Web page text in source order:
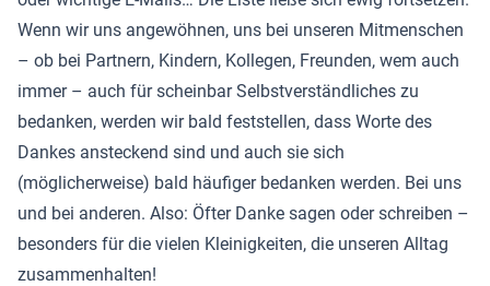
Wenn wir uns angewöhnen, uns bei unseren Mitmenschen
– ob bei Partnern, Kindern, Kollegen, Freunden, wem auch
immer – auch für scheinbar Selbstverständliches zu
bedanken, werden wir bald feststellen, dass Worte des
Dankes ansteckend sind und auch sie sich
(möglicherweise) bald häufiger bedanken werden. Bei uns
und bei anderen. Also: Öfter Danke sagen oder schreiben –
besonders für die vielen Kleinigkeiten, die unseren Alltag
zusammenhalten!